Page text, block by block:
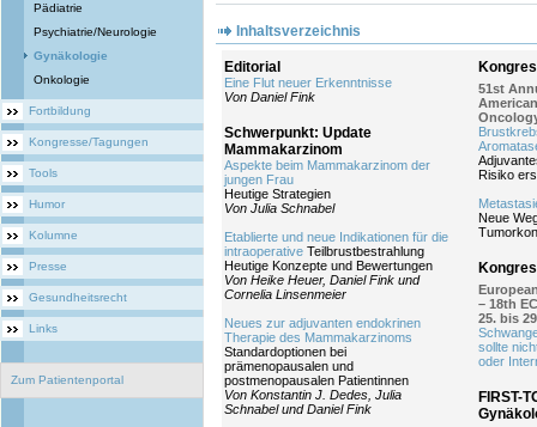
Pädiatrie
Psychiatrie/Neurologie
Gynäkologie
Onkologie
Fortbildung
Kongresse/Tagungen
Tools
Humor
Kolumne
Presse
Gesundheitsrecht
Links
Zum Patientenportal
Inhaltsverzeichnis
Editorial
Eine Flut neuer Erkenntnisse
Von Daniel Fink
Schwerpunkt: Update
Mammakarzinom
Aspekte beim Mammakarzinom der
jungen Frau
Heutige Strategien
Von Julia Schnabel
Etablierte und neue Indikationen für die
intraoperative Teilbrustbestrahlung
Heutige Konzepte und Bewertungen
Von Heike Heuer, Daniel Fink und
Cornelia Linsenmeier
Neues zur adjuvanten endokrinen
Therapie des Mammakarzinoms
Standardoptionen bei
prämenopausalen und
postmenopausalen Patientinnen
Von Konstantin J. Dedes, Julia
Schnabel und Daniel Fink
51st
Risiko
Neue
– 18th
25. bis
sollte
oder
FIRST-